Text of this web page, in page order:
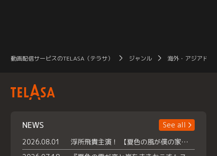
動画配信サービスのTELASA（テラサ） ジャンル 海外・アジアドラ
NEWS
See all
2026.08.01
浮所飛貴主演！ 【夏色の風が僕の家にやってきた】 本日よりテラサで独占配信スタート！